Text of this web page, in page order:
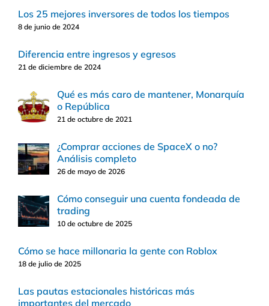
Los 25 mejores inversores de todos los tiempos
8 de junio de 2024
Diferencia entre ingresos y egresos
21 de diciembre de 2024
Qué es más caro de mantener, Monarquía
o República
21 de octubre de 2021
¿Comprar acciones de SpaceX o no?
Análisis completo
26 de mayo de 2026
Cómo conseguir una cuenta fondeada de
trading
10 de octubre de 2025
Cómo se hace millonaria la gente con Roblox
18 de julio de 2025
Las pautas estacionales históricas más
importantes del mercado